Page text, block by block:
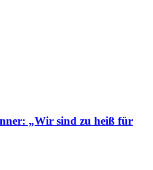
„Wir sind zu heiß für